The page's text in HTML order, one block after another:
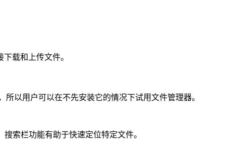
载和上传文件。
以用户可以在不先安装它的情况下试用文件管理器。
索栏功能有助于快速定位特定文件。